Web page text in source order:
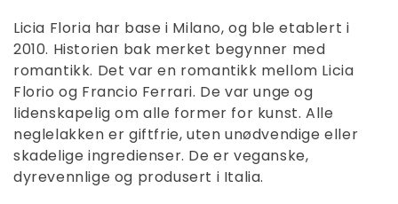
m
l
i
n
g
Licia Floria har base i Milano, og ble etablert i
2010. Historien bak merket begynner med
romantikk. Det var en romantikk mellom Licia
Florio og Francio Ferrari. De var unge og
lidenskapelig om alle former for kunst. Alle
neglelakken er giftfrie,uten unødvendige eller
skadelige ingredienser. De er veganske,
dyrevennlige og produsert i Italia.